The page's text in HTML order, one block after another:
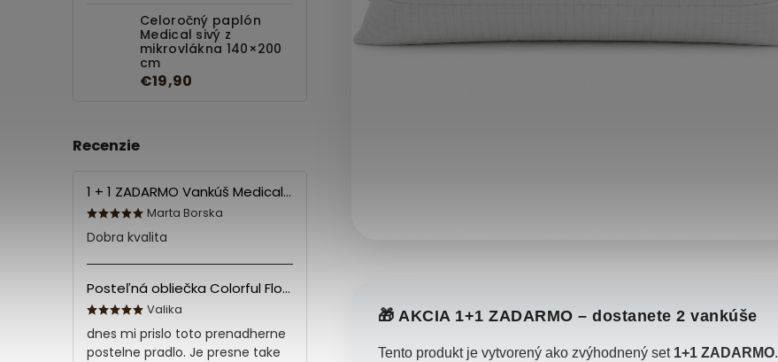
Celoročný paplón
Medical sivý z
mikrovlákna 140×200
cm
€19,90
Recenzie
1 + 1 ZADARMO Vankúš Medical 70x90 cm
Marta Borska
Dobra kvalita
Posteľná obliečka Colorful Flowers Modrá 140x200/70x90 cm
Valika
dnes mi prislo toto prenadherne
postelne pradlo. Je presne take
🎁 AKCIA 1+1 ZADARMO – dostanete 2 vankúše
Tento produkt je vytvorený ako zvýhodnený set 1+1 ZADARMO.